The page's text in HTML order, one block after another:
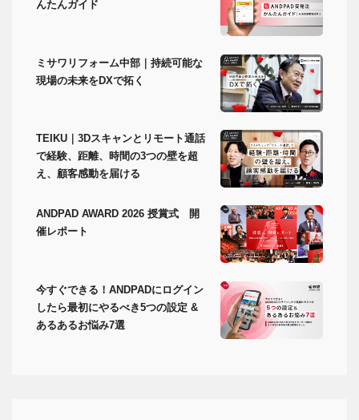
んたんガイド
ミサワリフォーム中部｜持続可能な
現場の未来をDXで拓く
TEIKU｜3Dスキャンとリモート通話
で経験、距離、時間の3つの壁を超
え、顧客感動を届ける
ANDPAD AWARD 2026 授賞式 開
催レポート
今すぐできる！ANDPADにログイン
したら最初にやるべき5つの設定 &
あるあるお悩み7選